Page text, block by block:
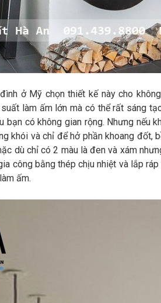
ở Mỹ chọn thiết kế này cho
làm ấm lớn mà có thể rất sáng
bạn có không gian rộng. Nhưng nếu
khói và chỉ để hở phần khoang
dù chỉ có 2 màu là đen và xám
công bằng thép chịu nhiệt và lắp
ấm.